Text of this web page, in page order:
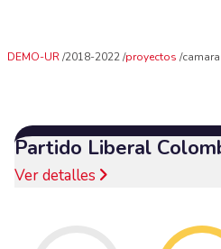
DEMO-UR 2018-2022 proyectos camara
Partido Liberal
Ver detalles